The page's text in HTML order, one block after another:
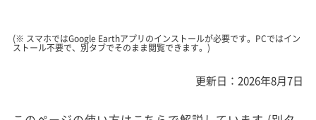
(※ スマホではGoogle Earthアプリのインストールが必要です。PCではイン
ストール不要で、別タブでそのまま閲覧できます。)
更新日：2026年8月7日